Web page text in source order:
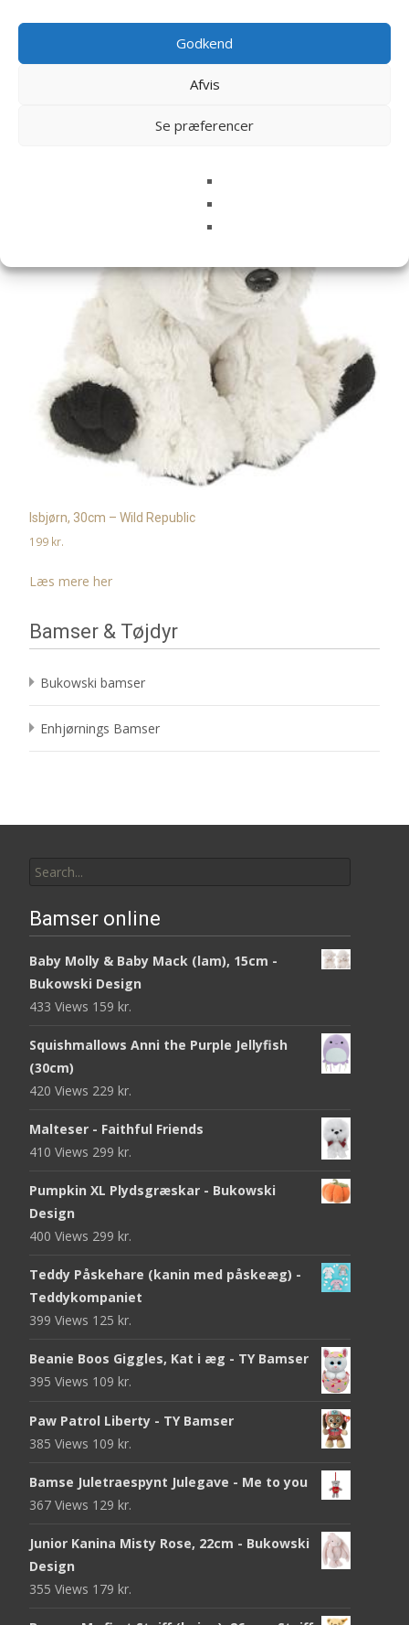
Godkend
Afvis
Se præferencer
Relaterede varer
Isbjørn, 30cm – Wild Republic
199 kr.
Læs mere her
Bamser & Tøjdyr
Bukowski bamser
Enhjørnings Bamser
for:
Bamser online
Baby Molly & Baby Mack (lam), 15cm -
Bukowski Design
433 Views 159 kr.
Squishmallows Anni the Purple Jellyfish
(30cm)
420 Views 229 kr.
Malteser - Faithful Friends
410 Views 299 kr.
Pumpkin XL Plydsgræskar - Bukowski
Design
400 Views 299 kr.
Teddy Påskehare (kanin med påskeæg) -
Teddykompaniet
399 Views 125 kr.
Beanie Boos Giggles, Kat i æg - TY Bamser
395 Views 109 kr.
Paw Patrol Liberty - TY Bamser
385 Views 109 kr.
Bamse Juletraespynt Julegave - Me to you
367 Views 129 kr.
Junior Kanina Misty Rose, 22cm - Bukowski
Design
355 Views 179 kr.